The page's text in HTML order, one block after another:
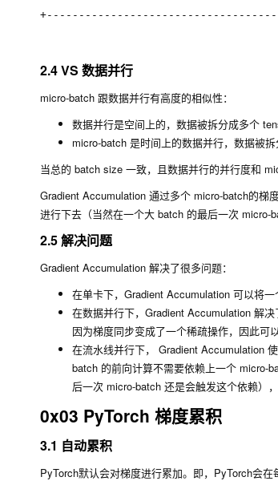
2.4 VS 数据并行
micro-batch 跟数据并行有高度的相似性：
数据并行是空间上的，数据被拆分成多个
micro-batch 是时间上的数据并行，数据被
当总的 batch size 一致，且数据并行的并行度和
Gradient Accumulation 通过多个 micro-batch的梯
进行下去（当然在一个大 batch 的最后一次 micro-
2.5 解决问题
Gradient Accumulation 解决了很多问题：
在单卡下，Gradient Accumulation 可以将
在数据并行下，Gradient Accumulation 解
因为梯度同步变成了一个稀疏操作，因此可
在流水线并行下， Gradient Accumulation
batch 的前向计算不需要依赖上一个 micro-
后一次 micro-batch 还是会触发这个依赖）
0x03 PyTorch 梯度累积
3.1 自动累积
PyTorch默认会对梯度进行累加。即，PyTorch会在